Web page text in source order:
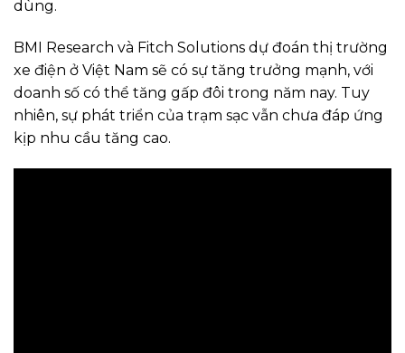
dùng.
BMI Research và Fitch Solutions dự đoán thị trường
xe điện ở Việt Nam sẽ có sự tăng trưởng mạnh, với
doanh số có thể tăng gấp đôi trong năm nay. Tuy
nhiên, sự phát triển của trạm sạc vẫn chưa đáp ứng
kịp nhu cầu tăng cao.